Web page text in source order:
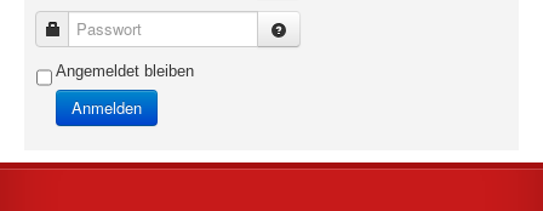
Passwort
Angemeldet bleiben
Anmelden